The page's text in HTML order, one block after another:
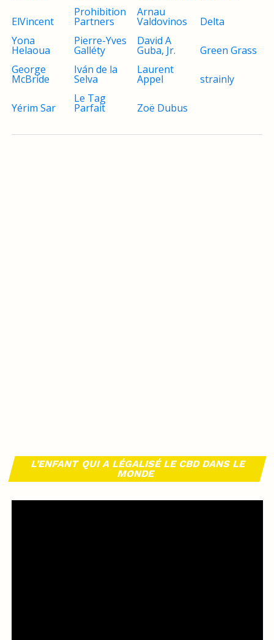
ElVincent
Prohibition
Partners
Arnau
Valdovinos
Delta
Yona
Helaoua
Pierre-Yves
Galléty
David A
Guba, Jr.
Green Grass
George
McBride
Iván de la
Selva
Laurent
Appel strainly
Yérim Sar
Le Tag
Parfait Zoë Dubus
L’ENFANT QUI A LÉGALISÉ LE CBD DANS LE
MONDE